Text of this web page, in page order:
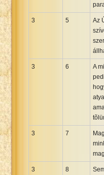
3 5
Az
3 6
A
3 7
3 8